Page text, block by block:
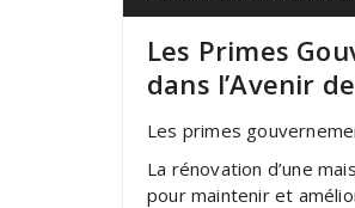
Les Primes
dans l’Avenir
Les primes
La rénovation d’une
pour maintenir et